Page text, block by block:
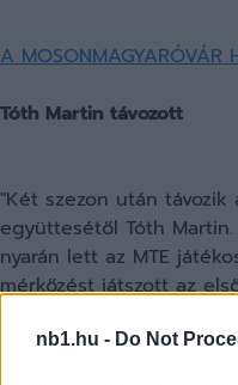
nb1.hu - Do Not
A MOSONMAGYARÓVÁR
Tóth Martin távozott
"Két szezon után távozik
együttesétől Tóth
nyarán lett az MTE
mérkőzést játszott az
három gólt szerzett.
ezüst- és egy